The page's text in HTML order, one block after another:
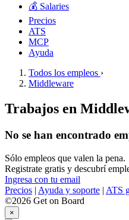
💰 Salaries
Precios
ATS
MCP
Ayuda
Todos los empleos ›
Middleware
Trabajos en
No se han encontrado
Sólo empleos que valen la pena.
Registrate gratis y descubrí
Ingresa con tu email
Precios | Ayuda y soporte | ATS
©2026 Get on Board
×